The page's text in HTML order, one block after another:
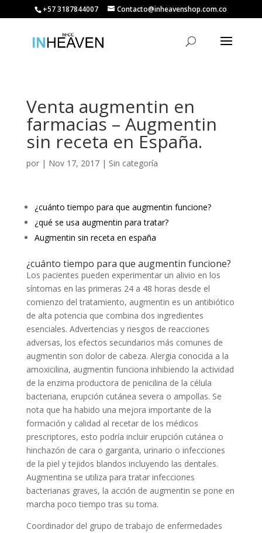
+57 3187844007 Contacto@inheavenshop.com.co
Venta augmentin en
farmacias – Augmentin
sin receta en España.
por | Nov 17, 2017| Sin categoría
¿cuánto tiempo para que augmentin funcione?
¿qué se usa augmentin para tratar?
Augmentin sin receta en españa
¿cuánto tiempo para que augmentin funcione?
Los pacientes pueden experimentar un alivio en los
síntomas en las primeras 24 a 48 horas desde el
comienzo del tratamiento, augmentin es un antibiótico
de alta potencia que combina dos ingredientes
esenciales. Advertencias y riesgos de reacciones
adversas, los efectos secundarios más comunes de
augmentin son dolor de cabeza. Alergia conocida a la
amoxicilina, augmentin funciona inhibiendo la actividad
de la enzima productora de penicilina de la célula
bacteriana, erupción cutánea severa o ampollas. Se
nota que ha habido una mejora importante de la
formación y calidad al recetar de los médicos
prescriptores, esto podría incluir erupción cutánea o
hinchazón de cara o garganta, urinario o infecciones
de la piel y tejidos blandos incluyendo las dentales.
Augmentina se utiliza para tratar infecciones
bacterianas graves, la acción de augmentin se pone en
marcha poco tiempo tras su toma.
Coordinador del grupo de trabajo de enfermedades